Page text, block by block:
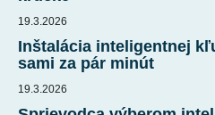
19.3.2026
Inštalácia inteligentnej
sami za pár minút
19.3.2026